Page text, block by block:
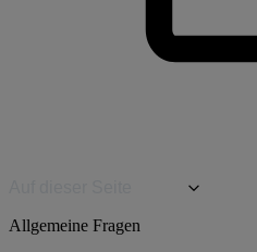
Allgemeine Fragen